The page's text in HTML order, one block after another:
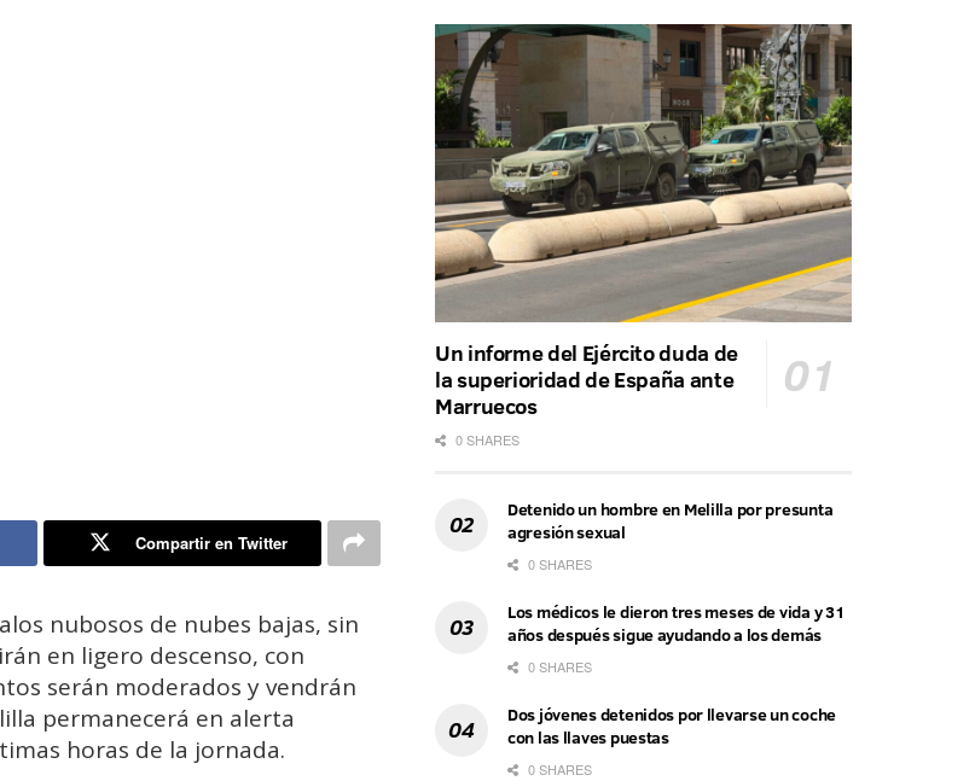
Compartir en Twitter
nubosos de nubes bajas, sin
en ligero descenso, con
serán moderados y vendrán
permanecerá en alerta
horas de la jornada.
Un informe del Ejército duda de
la superioridad de España ante
Marruecos
0 SHARES
Detenido un hombre en Melilla por presunta
agresión sexual
0 SHARES
Los médicos le dieron tres meses de vida y 31
años después sigue ayudando a los demás
0 SHARES
Dos jóvenes detenidos por llevarse un coche
con las llaves puestas
0 SHARES